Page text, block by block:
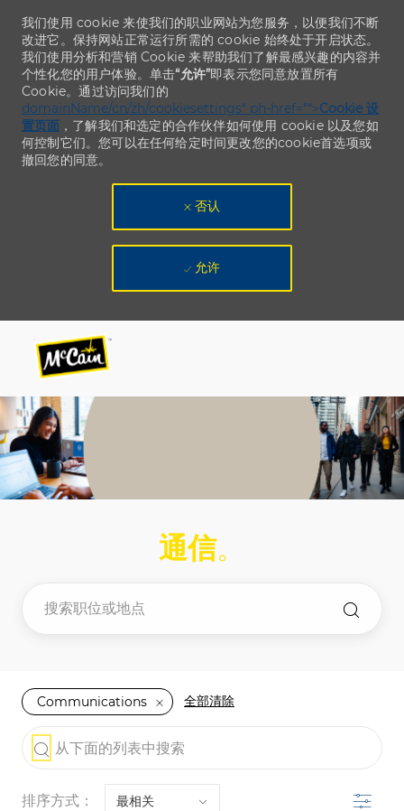
-
我们使用 cookie 来使我们的职业网站为您服务，以便我们不断
改进它。保持网站正常运行所需的 cookie 始终处于开启状态。
我们使用分析和营销 Cookie 来帮助我们了解最感兴趣的内容并
个性化您的用户体验。单击“允许”即表示您同意放置所有
Cookie。通过访问我们的
domainName/cn/zh/cookiesettings“ ph-href=”“>Cookie 设
置页面 ，了解我们和选定的合作伙伴如何使用 cookie 以及您如
何控制它们。您可以在任何给定时间更改您的cookie首选项或
撤回您的同意。
否认
允许
通信。
Communications 全部清除
the results are updated
从下面的列表中搜索
排序方式： 滤波器